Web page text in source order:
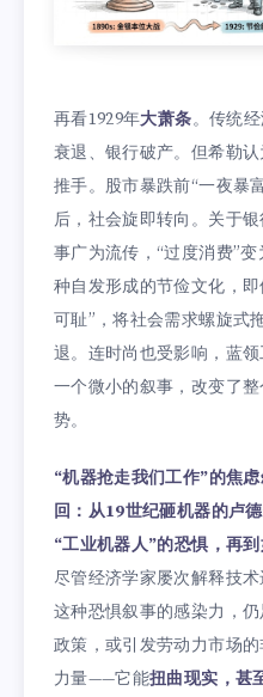
再看1929年大萧条。传统
衰退、银行破产。但希勒
推手。股市暴跌前“一夜暴
后，社会旋即转向。关于
事广为流传，“过度消费”
种自发形成的节俭文化，
可耻”，将社会需求螺旋式
退。连时尚也受影响，蓝领
一个微小的叙事，改变了
势。
“机器抢走我们工作”的焦
回：从19世纪砸机器的卢
“工业机器人”的恐惧，再
尽管经济学家屡次解释技
这种恐惧叙事的感染力，
政策，或引发劳动力市场
力量——它能扭曲现实，甚